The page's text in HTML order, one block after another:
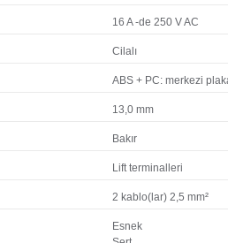
16 A -de 250 V AC
Cilalı
ABS + PC: merkezi
13,0 mm
Bakır
Lift terminalleri
2 kablo(lar) 2,5 mm²
Esnek